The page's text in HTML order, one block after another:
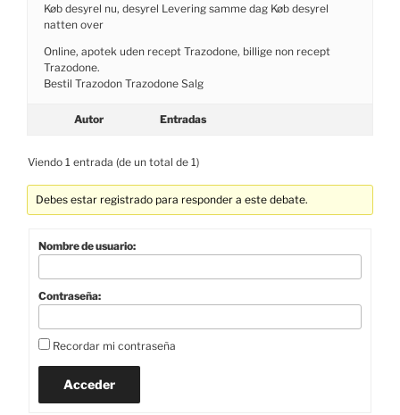
Køb desyrel nu, desyrel Levering samme dag Køb desyrel
natten over
Online, apotek uden recept Trazodone, billige non recept
Trazodone.
Bestil Trazodon Trazodone Salg
Autor Entradas
Viendo 1 entrada (de un total de 1)
Debes estar registrado para responder a este debate.
Nombre de usuario:
Contraseña:
Recordar mi contraseña
Acceder